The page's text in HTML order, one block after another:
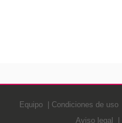
Equipo Condiciones de uso
Aviso legal